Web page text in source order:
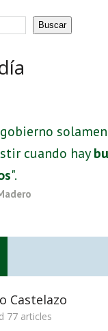
Buscar
cuando hay
".
Castelazo
77 articles